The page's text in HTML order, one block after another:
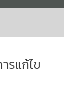
รแก้ไข